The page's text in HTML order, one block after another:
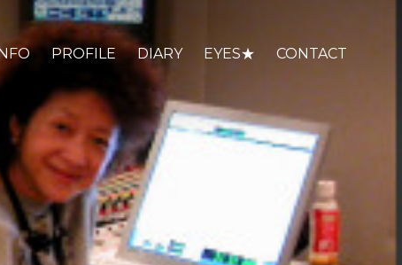
PROFILE DIARY EYES★ CONTACT